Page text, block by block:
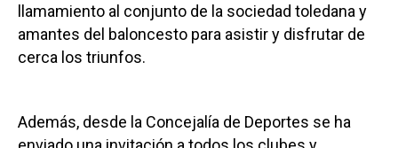
llamamiento al conjunto de la sociedad toledana y
amantes del baloncesto para asistir y disfrutar de
cerca los triunfos.
Además, desde la Concejalía de Deportes se ha